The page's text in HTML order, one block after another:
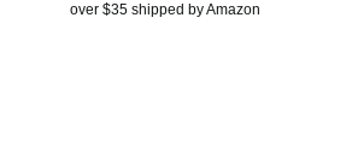
over $35 shipped by Amazon